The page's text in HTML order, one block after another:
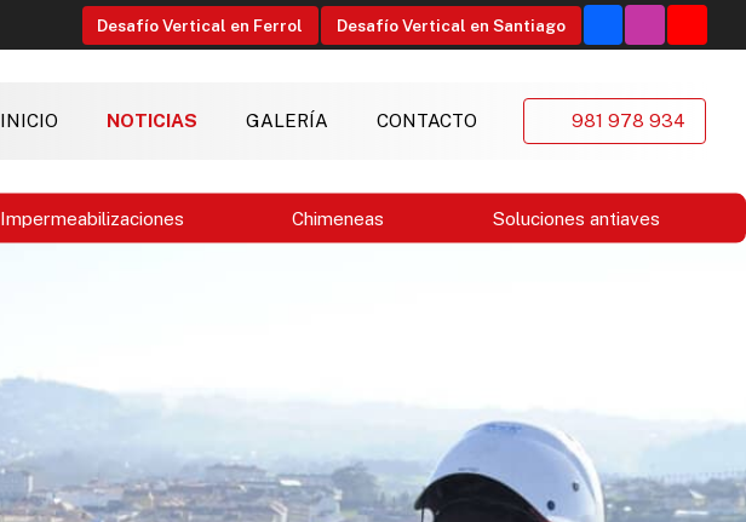
Desafío Vertical en Ferrol Desafío Vertical en Santiago
INICIO NOTICIAS GALERÍA CONTACTO 981 978 934
Impermeabilizaciones Chimeneas Soluciones antiaves